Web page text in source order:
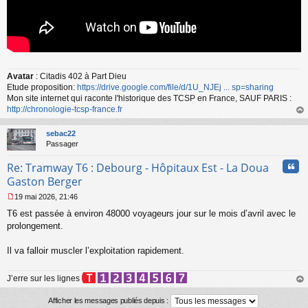
Avatar : Citadis 402 à Part Dieu
Etude proposition: https://drive.google.com/file/d/1U_NJEj ... sp=sharing
Mon site internet qui raconte l'historique des TCSP en France, SAUF PARIS :
http://chronologie-tcsp-france.fr
au
sebac22
Passager
Re: Tramway T6 : Debourg - Hôpitaux Est - La Doua
Gaston Berger
e
s
g
n
o
19 mai 2026, 21:46
T6 est passée à environ 48000 voyageurs jour sur le mois d’avril avec le
prolongement.
Il va falloir muscler l’exploitation rapidement.
J’erre sur les lignes
au
Afficher les messages publiés depuis :